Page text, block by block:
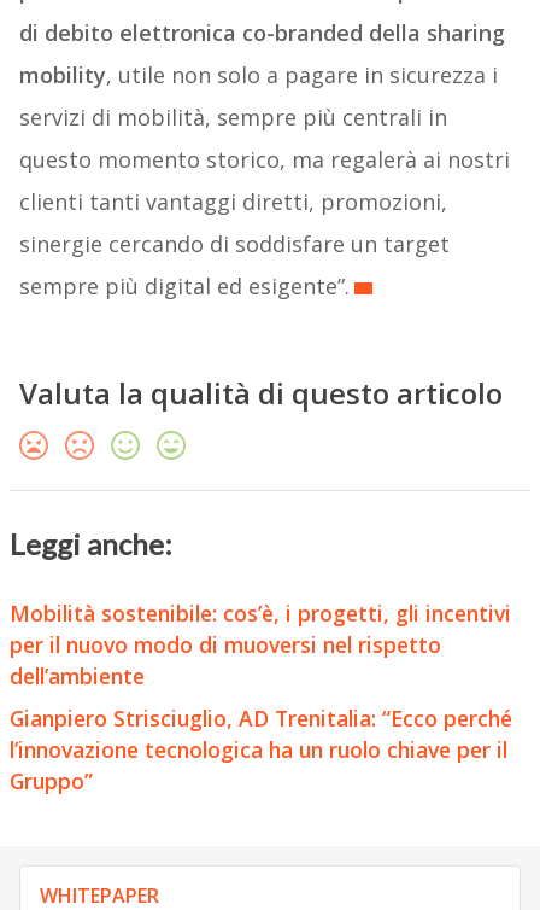
di debito elettronica co-branded della sharing
mobility, utile non solo a pagare in sicurezza i
servizi di mobilità, sempre più centrali in
questo momento storico, ma regalerà ai nostri
clienti tanti vantaggi diretti, promozioni,
sinergie cercando di soddisfare un target
sempre più digital ed esigente”.
Valuta la qualità di questo articolo
Leggi anche:
Mobilità sostenibile: cos’è, i progetti, gli incentivi
per il nuovo modo di muoversi nel rispetto
dell’ambiente
Gianpiero Strisciuglio, AD Trenitalia: “Ecco perché
l’innovazione tecnologica ha un ruolo chiave per il
Gruppo”
WHITEPAPER